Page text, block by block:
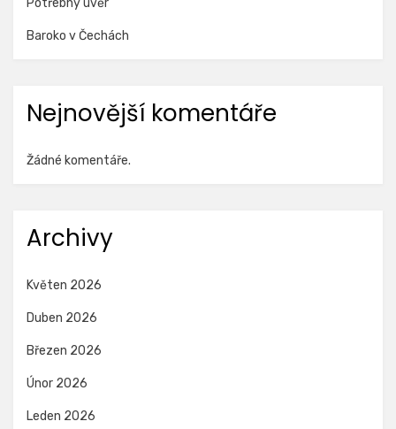
Baroko v Čechách
Nejnovější komentáře
Žádné komentáře.
Archivy
Květen 2026
Duben 2026
Březen 2026
Únor 2026
Leden 2026